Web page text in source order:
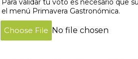
Para validar tu voto es necesario que
el menú Primavera Gastronómica.
Choose File No file chosen